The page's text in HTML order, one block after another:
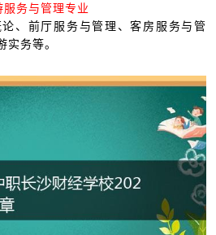
服务与管理专业
论、前厅服务与管理、客房服务与管
实务等。